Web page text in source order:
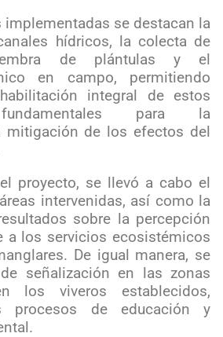
implementadas se destacan la
hídricos, la colecta de
de plántulas y el
en campo, permitiendo
integral de estos
fundamentales para la
mitigación de los efectos del
proyecto, se llevó a cabo el
intervenidas, así como la
sobre la percepción
a los servicios ecosistémicos
De igual manera, se
señalización en las zonas
los viveros establecidos,
procesos de educación y